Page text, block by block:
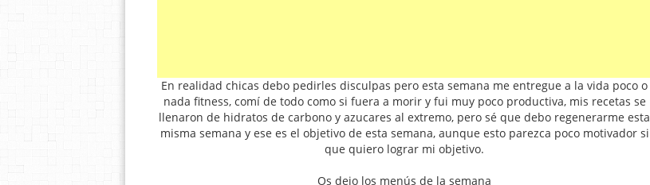
En realidad chicas debo pedirles disculpas pero esta semana me entregue a la vida poco o
nada fitness, comí de todo como si fuera a morir y fui muy poco productiva, mis recetas se
llenaron de hidratos de carbono y azucares al extremo, pero sé que debo regenerarme esta
misma semana y ese es el objetivo de esta semana, aunque esto parezca poco motivador si
que quiero lograr mi objetivo.
Os dejo los menús de la semana